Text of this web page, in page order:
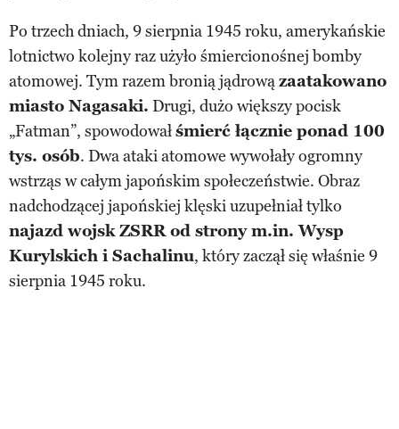
Po trzech dniach, 9 sierpnia 1945 roku, amerykańskie
lotnictwo kolejny raz użyło śmiercionośnej bomby
atomowej. Tym razem bronią jądrowązaatakowano
miasto Nagasaki. Drugi, dużo większy pocisk
„Fatman”, spowodowałśmierć łącznie ponad 100
tys. osób. Dwa ataki atomowe wywołały ogromny
wstrząs w całym japońskim społeczeństwie. Obraz
nadchodzącej japońskiej klęski uzupełniał tylko
najazd wojsk ZSRR od strony m.in. Wysp
Kurylskich i Sachalinu, który zaczął się właśnie 9
sierpnia 1945 roku.